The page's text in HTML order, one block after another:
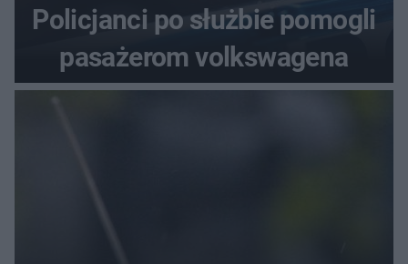
Policjanci po służbie pomogli
pasażerom volkswagena